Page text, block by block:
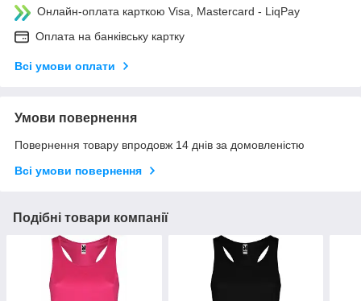
Онлайн-оплата карткою Visa, Mastercard - LiqPay
Оплата на банківську картку
Всі умови оплати
Умови повернення
Повернення товару впродовж 14 днів за домовленістю
Всі умови повернення
Подібні товари компанії